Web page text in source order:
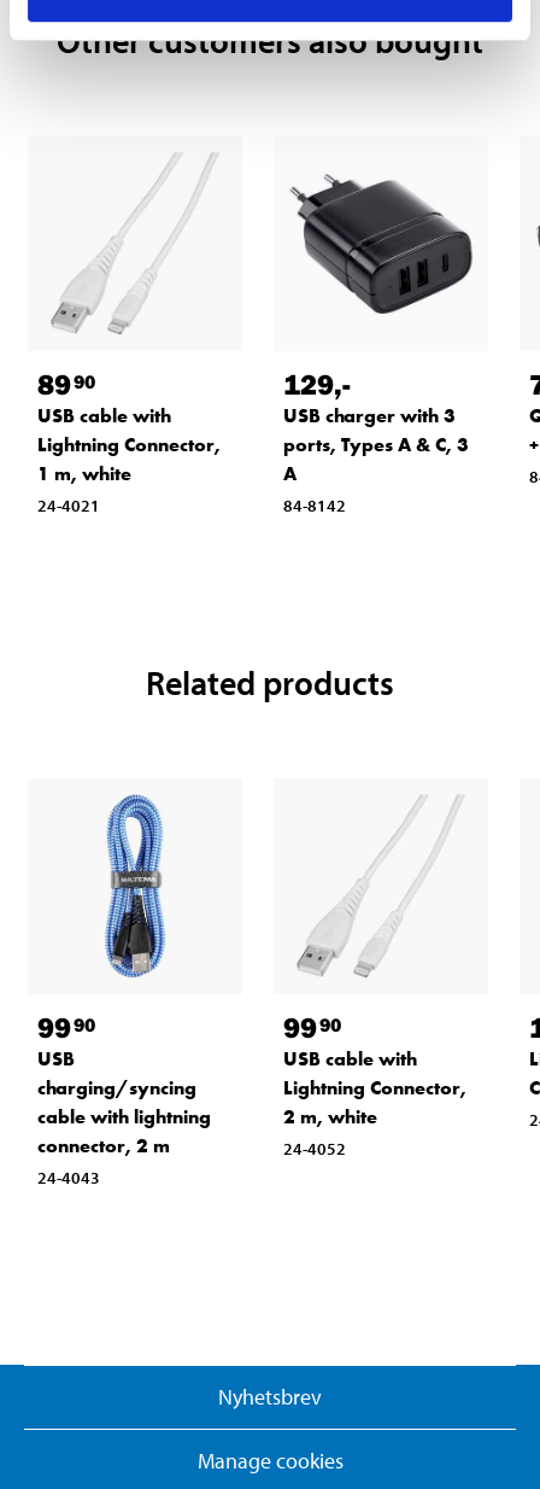
Other customers also bought
8990
USB cable with
Lightning Connector,
1 m, white
24-4021
129,-
USB charger with 3
ports, Types A & C, 3
A
84-8142
Related products
9990
USB
charging/syncing
cable with lightning
connector, 2 m
24-4043
9990
USB cable with
Lightning Connector,
2 m, white
24-4052
Nyhetsbrev
Manage cookies